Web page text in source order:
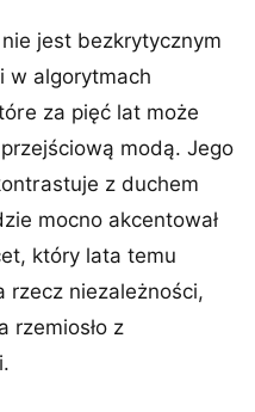
jest bezkrytycznym
w algorytmach
za pięć lat może
modą. Jego
z duchem
mocno akcentował
który lata temu
rzecz niezależności,
rzemiosło z